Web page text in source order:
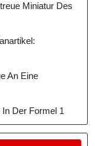
Miniatur Des
An Eine
Der Formel 1